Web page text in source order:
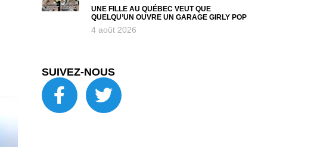
UNE FILLE AU QUÉBEC VEUT QUE
QUELQU’UN OUVRE UN GARAGE GIRLY POP
4 août 2026
SUIVEZ-NOUS